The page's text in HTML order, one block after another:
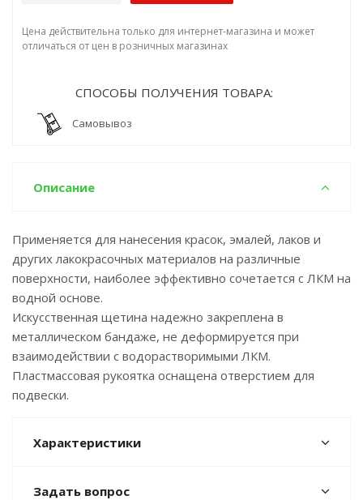
Цена действительна только для интернет-магазина и может
отличаться от цен в розничных магазинах
СПОСОБЫ ПОЛУЧЕНИЯ ТОВАРА:
Самовывоз
Описание
Применяется для нанесения красок, эмалей, лаков и
других лакокрасочных материалов на различные
поверхности, наиболее эффективно сочетается с ЛКМ на
водной основе.
Искусственная щетина надежно закреплена в
металлическом бандаже, не деформируется при
взаимодействии с водорастворимыми ЛКМ.
Пластмассовая рукоятка оснащена отверстием для
подвески.
Характеристики
Задать вопрос